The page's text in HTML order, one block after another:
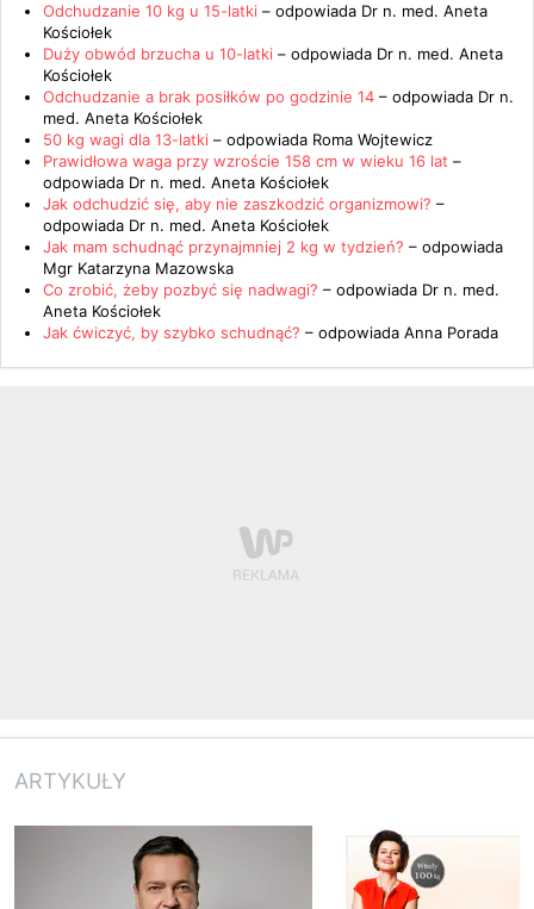
Odchudzanie 10 kg u 15-latki – odpowiada Dr n. med. Aneta
Kościołek
Duży obwód brzucha u 10-latki – odpowiada Dr n. med. Aneta
Kościołek
Odchudzanie a brak posiłków po godzinie 14 – odpowiada Dr n.
med. Aneta Kościołek
50 kg wagi dla 13-latki – odpowiada Roma Wojtewicz
Prawidłowa waga przy wzroście 158 cm w wieku 16 lat –
odpowiada Dr n. med. Aneta Kościołek
Jak odchudzić się, aby nie zaszkodzić organizmowi? –
odpowiada Dr n. med. Aneta Kościołek
Jak mam schudnąć przynajmniej 2 kg w tydzień? – odpowiada
Mgr Katarzyna Mazowska
Co zrobić, żeby pozbyć się nadwagi? – odpowiada Dr n. med.
Aneta Kościołek
Jak ćwiczyć, by szybko schudnąć? – odpowiada Anna Porada
ARTYKUŁY